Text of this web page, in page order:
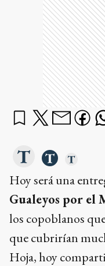
Hoy será una
Gualeyos por el
los copoblanos
que cubrirían
Hoja, hoy